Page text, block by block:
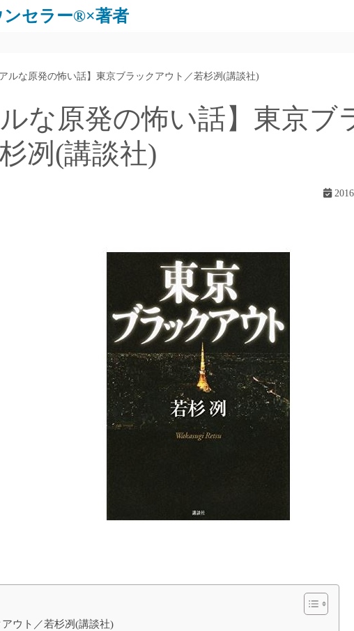
セラー®×著者
アルな原発の怖い話】東京ブラックアウト／若杉冽(講談社)
ルな原発の怖い話】東京ブ
冽(講談社)
ウト／若杉冽(講談社)